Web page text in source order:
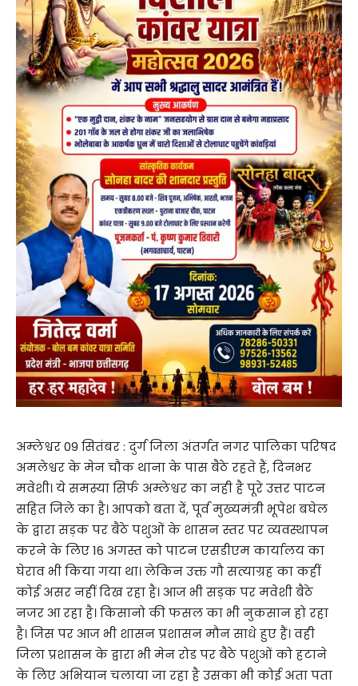
अम्लेश्वर 09 सितंबर : दुर्ग जिला अंतर्गत नगर पालिका परिषद
अमलेश्वर के मेन चौक थाना के पास बैठे रहते हैं, दिनभर
मवेशी। ये समस्या सिर्फ अम्लेश्वर का नही है पूरे उत्तर पाटन
सहित जिले का है। आपको बता दें, पूर्व मुख्यमंत्री भूपेश बघेल
के द्वारा सड़क पर बैठे पशुओं के शासन स्तर पर व्यवस्थापन
करने के लिए 16 अगस्त को पाटन एसडीएम कार्यालय का
घेराव भी किया गया था। लेकिन उक्त गौ सत्याग्रह का कहीं
कोई असर नहीं दिख रहा है। आज भी सड़क पर मवेशी बैठे
नजर आ रहा है। किसानो की फसल का भी नुकसान हो रहा
है। जिस पर आज भी शासन प्रशासन मौन साधे हुए हैं। वही
जिला प्रशासन के द्वारा भी मेन रोड पर बैठे पशुओं को हटाने
के लिए अभियान चलाया जा रहा है उसका भी कोई अता पता